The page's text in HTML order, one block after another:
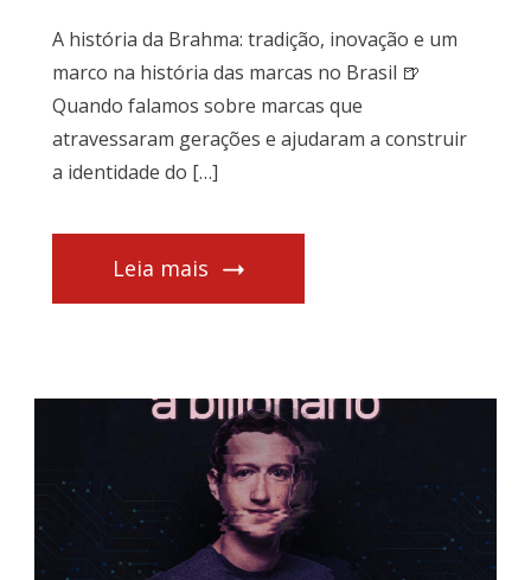
A história da Brahma: tradição, inovação e um
marco na história das marcas no Brasil 🍺
Quando falamos sobre marcas que
atravessaram gerações e ajudaram a construir
a identidade do […]
Leia mais